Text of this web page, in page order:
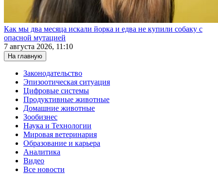
Как мы два месяца искали йорка и едва не купили собаку с
опасной мутацией
7 августа 2026, 11:10
На главную
Законодательство
Эпизоотическая ситуация
Цифровые системы
Продуктивные животные
Домашние животные
Зообизнес
Наука и Технологии
Мировая ветеринария
Образование и карьера
Аналитика
Видео
Все новости